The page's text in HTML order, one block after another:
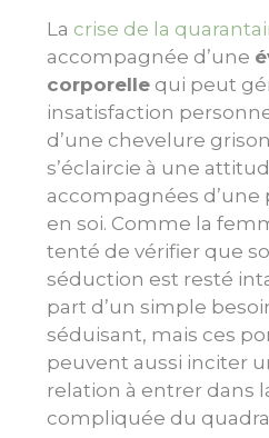
La crise de la
accompagnée d’une
corporelle qui peut
insatisfaction
d’une chevelure
s’éclaircie à une
accompagnées
en soi. Comme la
tenté de vérifier que
séduction est resté
part d’un simple
séduisant, mais ces
peuvent aussi inciter
relation à entrer dans
compliquée du